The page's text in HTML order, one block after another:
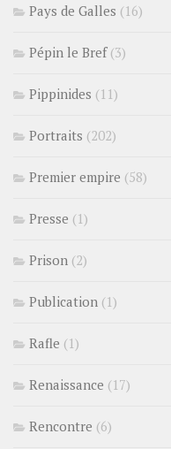
Pays de Galles (16)
Pépin le Bref(3)
Pippinides (11)
Portraits (202)
Premier empire (58)
Presse (1)
Prison (2)
Publication (1)
Rafle (1)
Renaissance (17)
Rencontre (6)